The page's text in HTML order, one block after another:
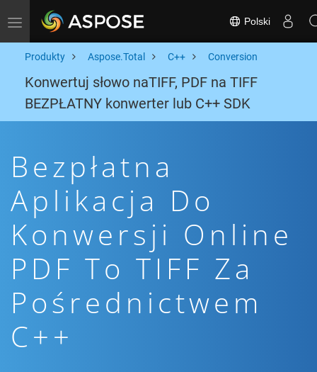
Toggle navigation Polski
Produkty Aspose.Total C++ Conversion
Konwertuj słowo naTIFF, PDF na TIFF
BEZPŁATNY konwerter lub C++ SDK
Bezpłatna
Aplikacja Do
Konwersji Online
PDF To TIFF Za
Pośrednictwem
C++